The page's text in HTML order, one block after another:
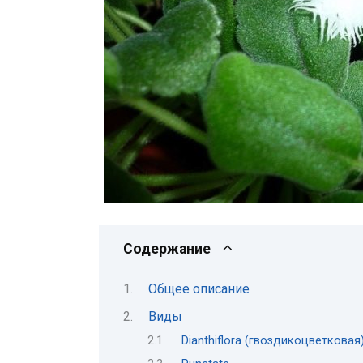
Содержание
Общее описание
Виды
Dianthiflora